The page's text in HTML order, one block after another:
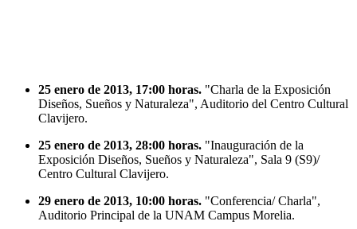
25 enero de 2013, 17:00 horas. "Charla de la Exposición
Diseños, Sueños y Naturaleza", Auditorio del Centro Cultural
Clavijero.
25 enero de 2013, 28:00 horas. "Inauguración de la
Exposición Diseños, Sueños y Naturaleza", Sala 9 (S9)/
Centro Cultural Clavijero.
29 enero de 2013, 10:00 horas. "Conferencia/ Charla",
Auditorio Principal de la UNAM Campus Morelia.